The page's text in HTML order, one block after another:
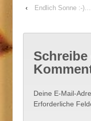
‹ Endlich Sonne :-)…
Schreibe
Deine E-Mail-
Erforderliche